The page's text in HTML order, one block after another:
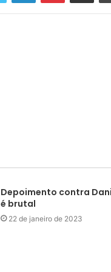
Depoimento contra
é brutal
22 de janeiro de 2023